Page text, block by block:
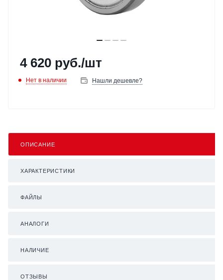
4 620 руб./шт
Нет в наличии Нашли дешевле?
ОПИСАНИЕ
ХАРАКТЕРИСТИКИ
ФАЙЛЫ
АНАЛОГИ
НАЛИЧИЕ
ОТЗЫВЫ